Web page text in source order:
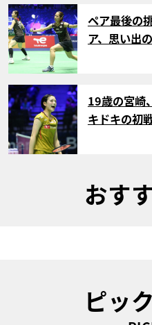
サムネイル
ペア最後の
ア、思い出
サムネイル
19歳の宮崎
キドキの初
おす
ピッ